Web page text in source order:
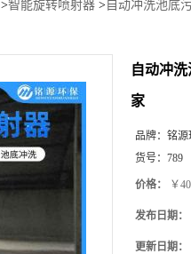
>智能旋转喷射器 > 自动冲洗池底
自动冲
家
品牌： 铭源
货号： 789
价格： ￥
发布日期：
更新日期：